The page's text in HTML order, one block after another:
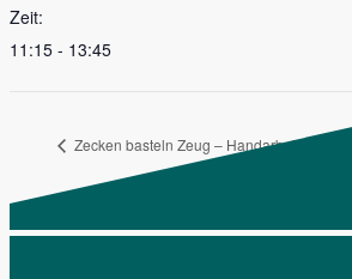
Zeit:
11:15 - 13:45
Zecken basteln Zeug – Handarbeit von links